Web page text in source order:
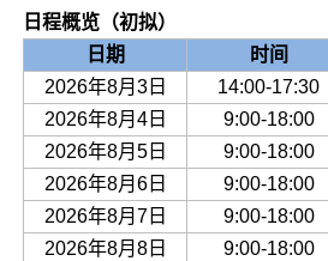
日程概览 （初拟）
日期
时间
2026年8月3日
14:00-17:30
2026年8月4日
9:00-18:00
2026年8月5日
9:00-18:00
2026年8月6日
9:00-18:00
2026年8月7日
9:00-18:00
2026年8月8日
9:00-18:00